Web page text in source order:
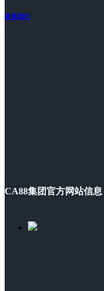
联系我们
CA88集团官方网站信息